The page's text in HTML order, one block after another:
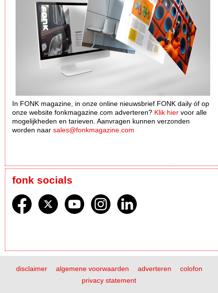
In FONK magazine, in onze online nieuwsbrief FONK daily óf op
onze website fonkmagazine.com adverteren? Klik hier voor alle
mogelijkheden en tarieven. Aanvragen kunnen verzonden
worden naar sales@fonkmagazine.com
fonk socials
disclaimer algemene voorwaarden adverteren
colofon
privacy statement